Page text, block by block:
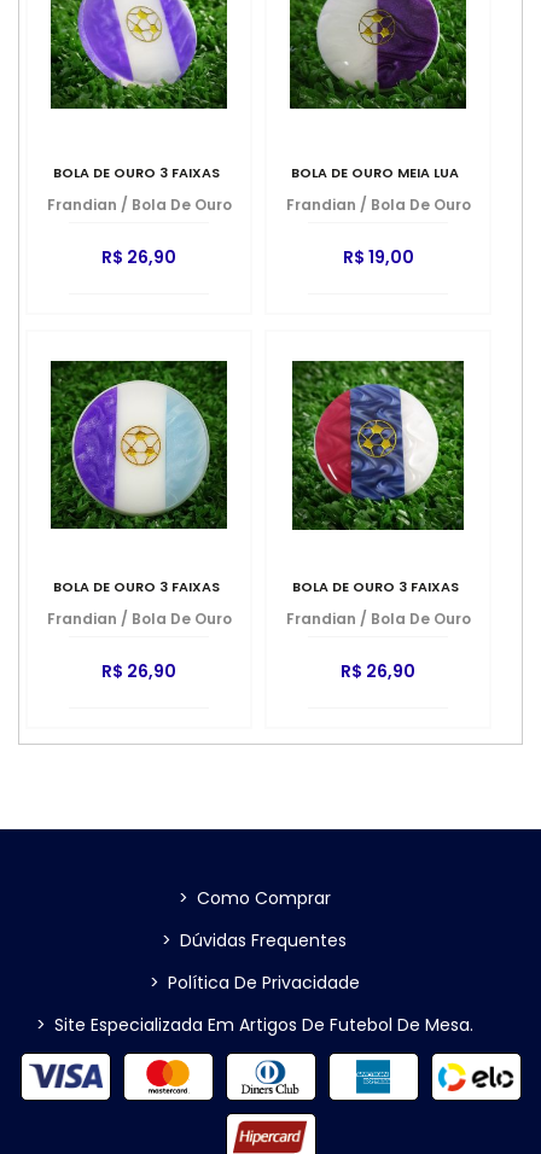
BOLA DE OURO 3 FAIXAS
Frandian / Bola De Ouro
R$ 26,90
BOLA DE OURO MEIA LUA
Frandian / Bola De Ouro
R$ 19,00
BOLA DE OURO 3 FAIXAS
Frandian / Bola De Ouro
R$ 26,90
BOLA DE OURO 3 FAIXAS
Frandian / Bola De Ouro
R$ 26,90
> Como Comprar
> Dúvidas Frequentes
> Política De Privacidade
> Site Especializada Em Artigos De Futebol De Mesa.